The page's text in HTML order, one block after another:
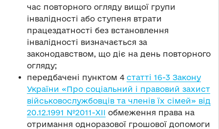
час повторного огляду вищої групи
інвалідності або ступеня втрати
працездатності без встановлення
інвалідності визначається за
законодавством, що діє на день повторного
огляду;
передбачені пунктом 4 статті 16-3 Закону
України «Про соціальний і правовий захист
військовослужбовців та членів їх сімей» від
20.12.1991 №2011-XII обмеження права на
отримання одноразової грошової допомоги